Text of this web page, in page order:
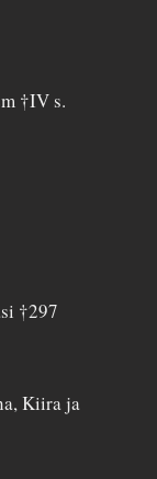
†IV s.
†297
Kiira ja